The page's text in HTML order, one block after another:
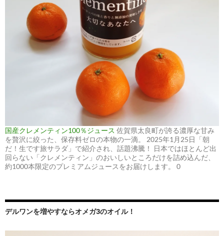
国産クレメンティン100％ジュース 佐賀県太良町が誇る濃厚な甘み
を贅沢に絞った、保存料ゼロの本物の一滴。 2025年1月25日「朝
だ！生です旅サラダ」で紹介され、話題沸騰！ 日本ではほとんど出
回らない「クレメンティン」のおいしいところだけを詰め込んだ、
約1000本限定のプレミアムジュースをお届けします。 0
デルワンを増やすならオメガ3のオイル！